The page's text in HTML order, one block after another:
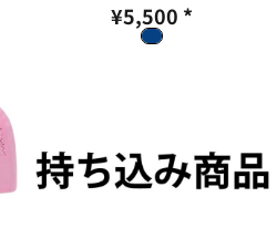
¥5,500 *